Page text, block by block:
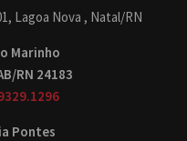
Lagoa Nova , Natal/RN
Marinho
RN 24183
Pontes